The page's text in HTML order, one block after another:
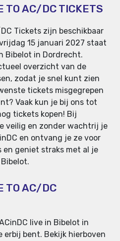
TO AC/DC TICKETS
Tickets zijn beschikbaar
15 januari 2027 staat
Bibelot in Dordrecht.
overzicht van de
zodat je snel kunt zien
tickets misgegrepen
Vaak kun je bij ons tot
tickets kopen! Bij
veilig en zonder wachtrij je
en ontvang je ze voor
en geniet straks met al je
TO AC/DC
live in Bibelot in
bent. Bekijk hierboven